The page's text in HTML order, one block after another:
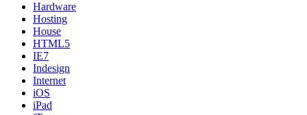
Hardware
Hosting
House
HTML5
IE7
Indesign
Internet
iOS
iPad